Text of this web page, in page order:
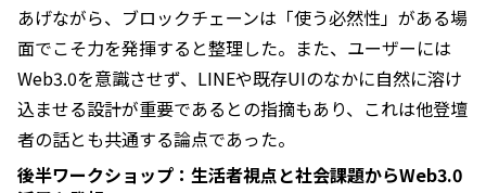
あげながら、ブロックチェーンは「使う必然性」がある場
面でこそ力を発揮すると整理した。また、ユーザーには
Web3.0を意識させず、LINEや既存UIのなかに自然に溶け
込ませる設計が重要であるとの指摘もあり、これは他登壇
者の話とも共通する論点であった。
後半ワークショップ：生活者視点と社会課題からWeb3.0